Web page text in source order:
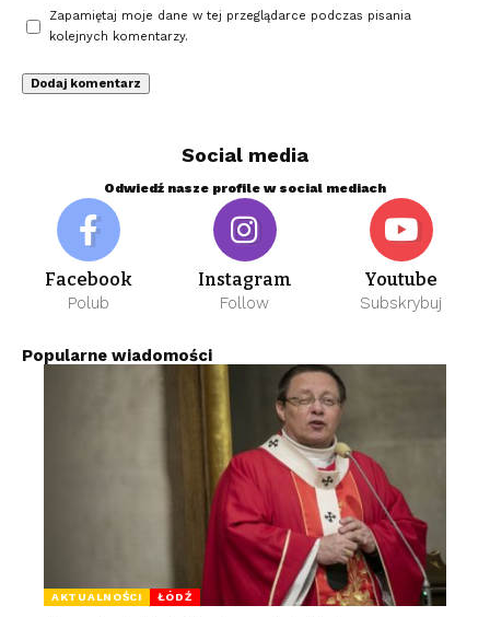
Zapamiętaj moje dane w tej przeglądarce podczas pisania
kolejnych komentarzy.
Social media
Odwiedź nasze profile w social mediach
Facebook
Polub
Instagram
Follow
Youtube
Subskrybuj
Popularne wiadomości
AKTUALNOŚCI ŁÓDŹ